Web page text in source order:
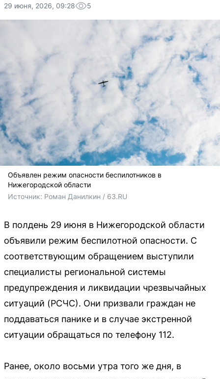
29 июня, 2026, 09:28 5
Объявлен режим опасности беспилотников в
Нижегородской области
Источник: Роман Данилкин / 63.RU
В полдень 29 июня в Нижегородской области
объявили режим беспилотной опасности. С
соответствующим обращением выступили
специалисты региональной системы
предупреждения и ликвидации чрезвычайных
ситуаций (РСЧС). Они призвали граждан не
поддаваться панике и в случае экстренной
ситуации обращаться по телефону 112.
Ранее, около восьми утра того же дня, в